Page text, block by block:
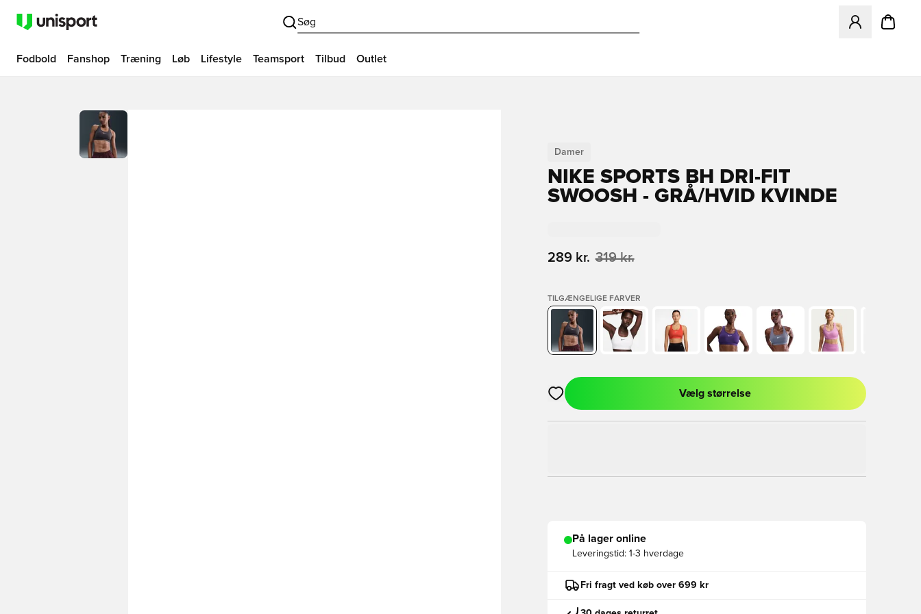
Søg
Åbner en
Fodbold Fanshop Træning Løb Lifestyle Teamsport Tilbud Outlet
Damer
NIKE SPORTS BH DRI-FIT
SWOOSH - GRÅ/HVID KVINDE
289 kr. 319 kr.
TILGÆNGELIGE FARVER
Åbner en Modal til at logge ind eller tilmelde dig som medlem
Vælg størrelse
På lager online
Leveringstid: 1-3 hverdage
Fri fragt ved køb over 699 kr